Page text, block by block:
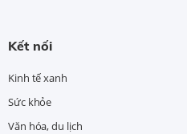
Kết nối
Kinh tế xanh
Sức khỏe
Văn hóa, du lịch